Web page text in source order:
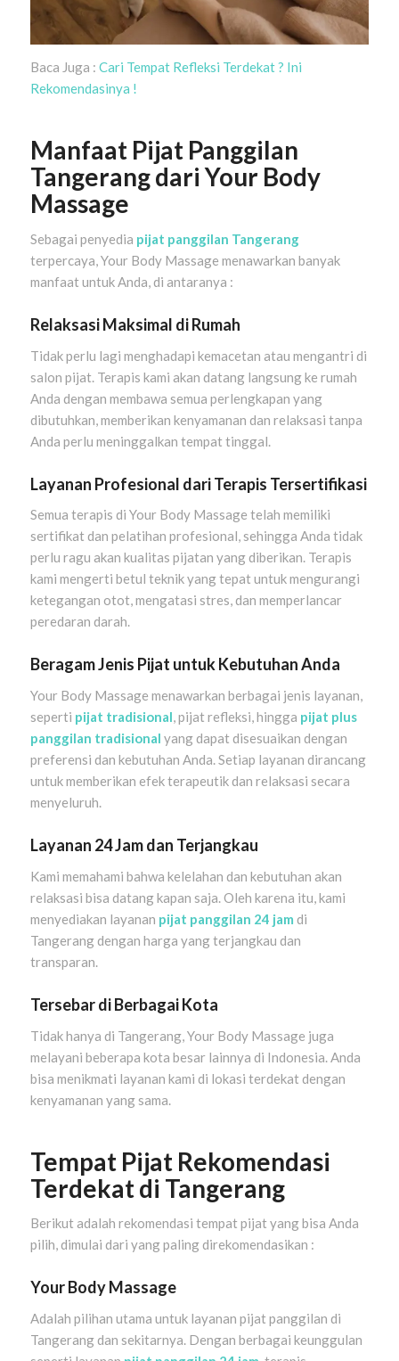
Baca Juga : Cari Tempat Refleksi Terdekat ? Ini
Rekomendasinya !
Manfaat Pijat Panggilan
Tangerang dari Your Body
Massage
Sebagai penyedia pijat panggilan Tangerang
terpercaya, Your Body Massage menawarkan banyak
manfaat untuk Anda, di antaranya :
Relaksasi Maksimal di Rumah
Tidak perlu lagi menghadapi kemacetan atau mengantri di
salon pijat. Terapis kami akan datang langsung ke rumah
Anda dengan membawa semua perlengkapan yang
dibutuhkan, memberikan kenyamanan dan relaksasi tanpa
Anda perlu meninggalkan tempat tinggal.
Layanan Profesional dari Terapis Tersertifikasi
Semua terapis di Your Body Massage telah memiliki
sertifikat dan pelatihan profesional, sehingga Anda tidak
perlu ragu akan kualitas pijatan yang diberikan. Terapis
kami mengerti betul teknik yang tepat untuk mengurangi
ketegangan otot, mengatasi stres, dan memperlancar
peredaran darah.
Beragam Jenis Pijat untuk Kebutuhan Anda
Your Body Massage menawarkan berbagai jenis layanan,
seperti pijat tradisional, pijat refleksi, hingga pijat plus
panggilan tradisional yang dapat disesuaikan dengan
preferensi dan kebutuhan Anda. Setiap layanan dirancang
untuk memberikan efek terapeutik dan relaksasi secara
menyeluruh.
Layanan 24 Jam dan Terjangkau
Kami memahami bahwa kelelahan dan kebutuhan akan
relaksasi bisa datang kapan saja. Oleh karena itu, kami
menyediakan layanan pijat panggilan 24 jam di
Tangerang dengan harga yang terjangkau dan
transparan.
Tersebar di Berbagai Kota
Tidak hanya di Tangerang, Your Body Massage juga
melayani beberapa kota besar lainnya di Indonesia. Anda
bisa menikmati layanan kami di lokasi terdekat dengan
kenyamanan yang sama.
Tempat Pijat Rekomendasi
Terdekat di Tangerang
Berikut adalah rekomendasi tempat pijat yang bisa Anda
pilih, dimulai dari yang paling direkomendasikan :
Your Body Massage
Adalah pilihan utama untuk layanan pijat panggilan di
Tangerang dan sekitarnya. Dengan berbagai keunggulan